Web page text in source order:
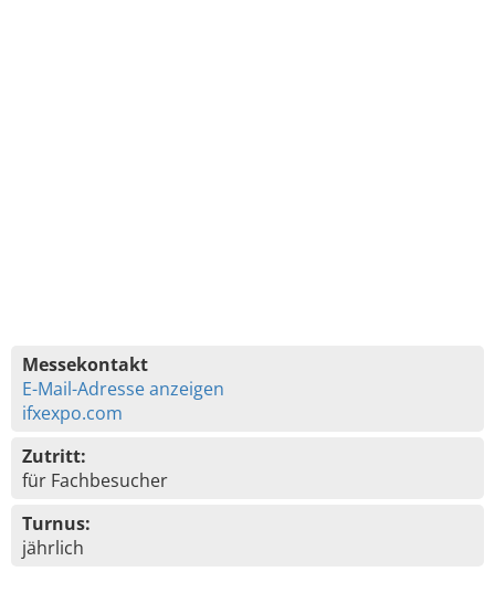
Messekontakt
E-Mail-Adresse anzeigen
ifxexpo.com
Zutritt:
für Fachbesucher
Turnus:
jährlich